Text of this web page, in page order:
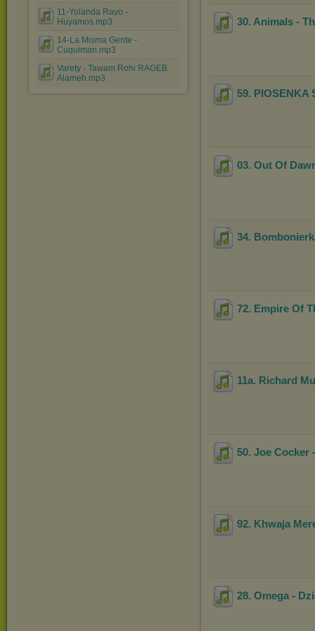
11-Yolanda Rayo -
Huyamos.mp3
14-La Misma Gente -
Cuquiman.mp3
Varety - Tawam Rohi RAGEB
Alameh.mp3
30. Animals -
59. PIOSENKA
03. Out Of
34.
72. Empire Of
11a. Richard
50. Joe Cocker
92. Khwaja
28. Omega -